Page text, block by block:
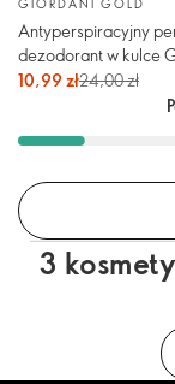
GIORDANI GOLD
Antyperspiracyjny
dezodorant w kulce
Gold Miss Giordani
10,99 zł24,00 zł
3